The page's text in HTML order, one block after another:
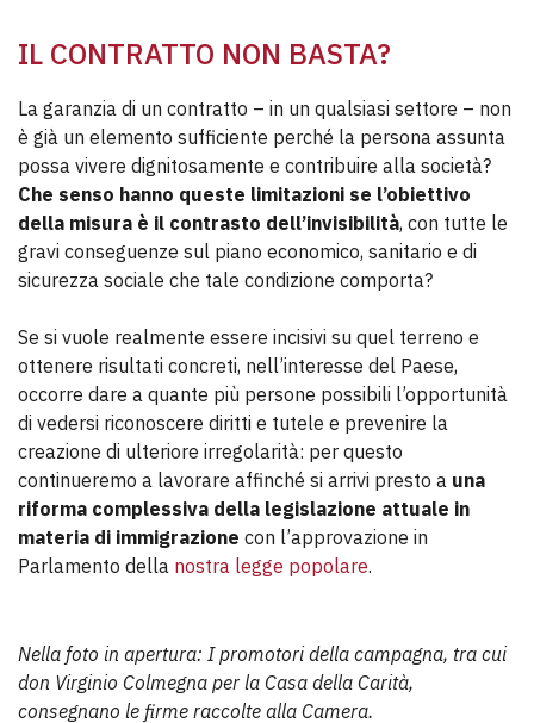
IL CONTRATTO NON BASTA?
La garanzia di un contratto – in un qualsiasi settore – non
è già un elemento sufficiente perché la persona assunta
possa vivere dignitosamente e contribuire alla società?
Che senso hanno queste limitazioni se l’obiettivo
della misura è il contrasto dell’invisibilità, con tutte le
gravi conseguenze sul piano economico, sanitario e di
sicurezza sociale che tale condizione comporta?
Se si vuole realmente essere incisivi su quel terreno e
ottenere risultati concreti, nell’interesse del Paese,
occorre dare a quante più persone possibili l’opportunità
di vedersi riconoscere diritti e tutele e prevenire la
creazione di ulteriore irregolarità: per questo
continueremo a lavorare affinché si arrivi presto a una
riforma complessiva della legislazione attuale in
materia di immigrazione con l’approvazione in
Parlamento della nostra legge popolare.
Nella foto in apertura: I promotori della campagna, tra cui
don Virginio Colmegna per la Casa della Carità,
consegnano le firme raccolte alla Camera.